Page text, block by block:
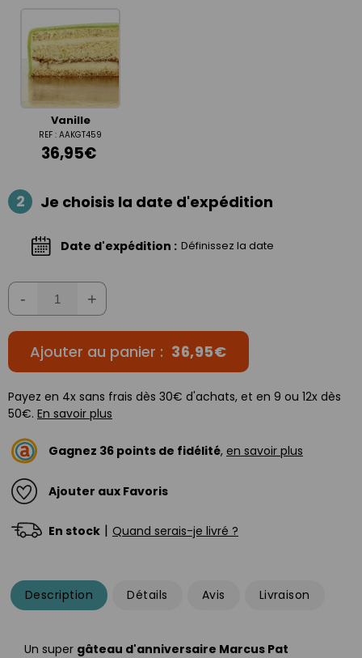
Vanille
REF : AAKGT459
36,95€
2 Je choisis la date d'expédition
Date d'expédition : Définissez la date
- +
Ajouter au panier : 36,95€
Payez en 4x sans frais dès 30€ d'achats, et en 9 ou 12x dès
50€. En savoir plus
Gagnez 36 points de fidélité, en savoir plus
Ajouter aux Favoris
En stock | Quand serais-je livré ?
Description Détails Avis Livraison
Un super gâteau d'anniversaire Marcus Pat